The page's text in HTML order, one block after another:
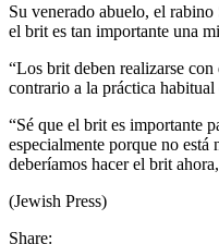
Su venerado abuelo, el
el brit es tan importante una
“Los brit deben realizarse
contrario a la práctica
“Sé que el brit es importante
especialmente porque no está
deberíamos hacer el brit
(Jewish Press)
Share: